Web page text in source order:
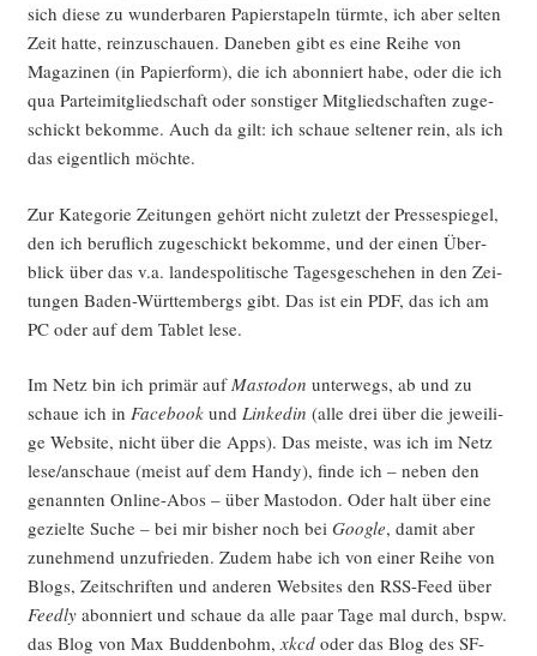
sich die­se zu wun­der­ba­ren Papier­sta­peln türm­te, ich aber sel­ten
Zeit hat­te, rein­zu­schau­en. Dane­ben gibt es eine Rei­he von
Maga­zi­nen (in Papier­form), die ich abon­niert habe, oder die ich
qua Par­tei­mit­glied­schaft oder sons­ti­ger Mit­glied­schaf­ten zuge­
schickt bekom­me. Auch da gilt: ich schaue sel­te­ner rein, als ich
das eigent­lich möchte.
Zur Kate­go­rie Zei­tun­gen gehört nicht zuletzt der Pres­se­spie­gel,
den ich beruf­lich zuge­schickt bekom­me, und der einen Über­
blick über das v.a. lan­des­po­li­ti­sche Tages­ge­sche­hen in den Zei­
tun­gen Baden-Würt­tem­bergs gibt. Das ist ein PDF, das ich am
PC oder auf dem Tablet lese.
Im Netz bin ich pri­mär aufMast­o­don unter­wegs, ab und zu
schaue ich in Face­book und Lin­ke­din (alle drei über die jewei­li­
ge Web­site, nicht über die Apps). Das meis­te, was ich im Netz
lese/anschaue (meist auf dem Han­dy), fin­de ich – neben den
genann­ten Online-Abos – über Mast­o­don. Oder halt über eine
geziel­te Suche – bei mir bis­her noch bei Goog­le, damit aber
zuneh­mend unzu­frie­den. Zudem habe ich von einer Rei­he von
Blogs, Zeit­schrif­ten und ande­ren Web­sites den RSS-Feed über
Feed­lyabon­niert und schaue da alle paar Tage mal durch, bspw.
das Blog von Max Bud­den­bohm,xkcd oder das Blog des SF-